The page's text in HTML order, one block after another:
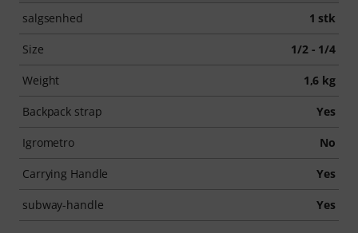
salgsenhed 1 stk
Size 1/2 - 1/4
Weight 1,6 kg
Backpack strap Yes
Igrometro No
Carrying Handle Yes
subway-handle Yes